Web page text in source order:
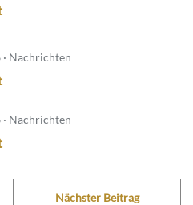
Nachrichten
Nachrichten
Nächster Beitrag